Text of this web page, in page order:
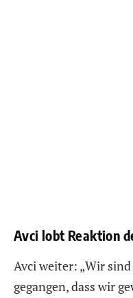
Avci lobt Reaktion
Avci weiter: „Wir
gegangen, dass wir